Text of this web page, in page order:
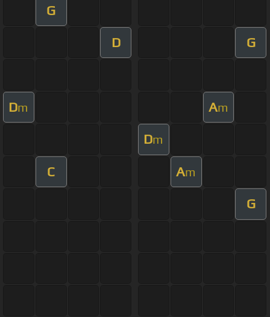
G
D G
Dm Am
Dm
C Am
G